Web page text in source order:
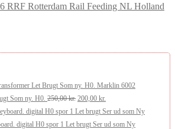
RRF Rotterdam Rail Feeding NL Holland
Marklin 6002
Som ny. H0. 250,00kr. Den
oprindelige
pris
200,00 kr.
aktuelle
pris
digital H0 spor 1 Let brugt Ser ud som Ny